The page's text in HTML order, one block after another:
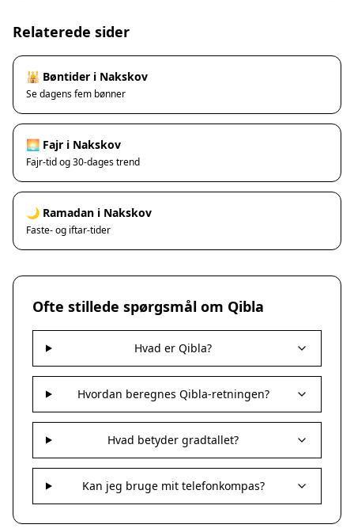
Vanløse
Haslev
Kalundborg
Korsør
Nykøbing Sjælland
Præstø
Sorø
Stege
Svendstrup
Vordingborg
Assens
Bogense
Faaborg
Kerteminde
Middelfart
Munkebo
Relaterede sider
🕌 Bøntider i Nakskov
Se dagens fem bønner
🌅 Fajr i Nakskov
Fajr-tid og 30-dages trend
🌙 Ramadan i Nakskov
Faste- og iftar-tider
Ofte stillede spørgsmål om Qibla
Hvad er Qibla?
Hvordan beregnes Qibla-retningen?
Hvad betyder gradtallet?
Kan jeg bruge mit telefonkompas?